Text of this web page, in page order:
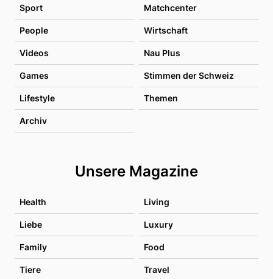
Sport Matchcenter
People Wirtschaft
Videos Nau Plus
Games Stimmen der Schweiz
Lifestyle Themen
Archiv
Unsere Magazine
Health Living
Liebe Luxury
Family Food
Tiere Travel